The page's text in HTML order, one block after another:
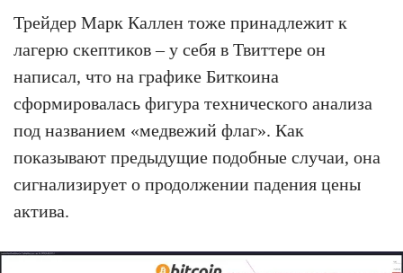
Трейдер Марк Каллен тоже принадлежит к
лагерю скептиков – у себя в Твиттере он
написал, что на графике Биткоина
сформировалась фигура технического анализа
под названием «медвежий флаг». Как
показывают предыдущие подобные случаи, она
сигнализирует о продолжении падения цены
актива.